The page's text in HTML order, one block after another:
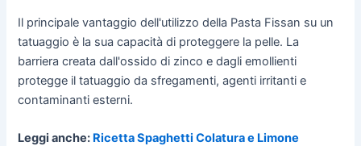
Il principale vantaggio dell'utilizzo della Pasta Fissan su un
tatuaggio è la sua capacità di proteggere la pelle. La
barriera creata dall'ossido di zinco e dagli emollienti
protegge il tatuaggio da sfregamenti, agenti irritanti e
contaminanti esterni.
Leggi anche: Ricetta Spaghetti Colatura e Limone